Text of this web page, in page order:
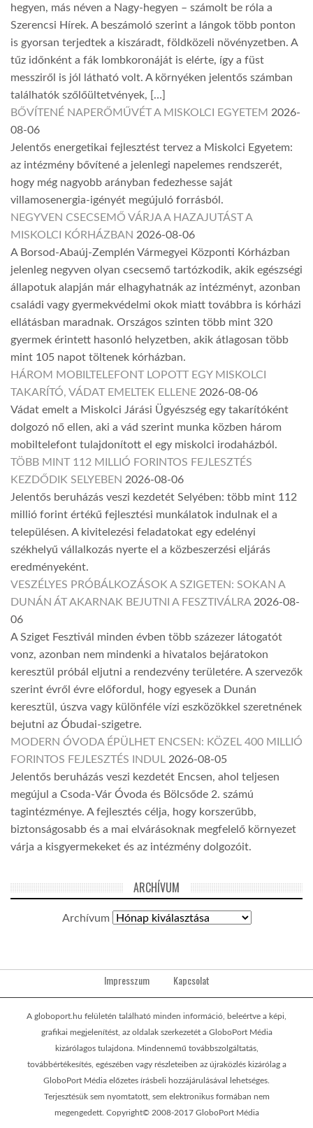
hegyen, más néven a Nagy-hegyen – számolt be róla a
Szerencsi Hírek. A beszámoló szerint a lángok több ponton
is gyorsan terjedtek a kiszáradt, földközeli növényzetben. A
tűz időnként a fák lombkoronáját is elérte, így a füst
messziről is jól látható volt. A környéken jelentős számban
találhatók szőlőültetvények, […]
BŐVÍTENÉ NAPERŐMŰVÉT A MISKOLCI EGYETEM 2026-
08-06
Jelentős energetikai fejlesztést tervez a Miskolci Egyetem:
az intézmény bővítené a jelenlegi napelemes rendszerét,
hogy még nagyobb arányban fedezhesse saját
villamosenergia-igényét megújuló forrásból.
NEGYVEN CSECSEMŐ VÁRJA A HAZAJUTÁST A
MISKOLCI KÓRHÁZBAN 2026-08-06
A Borsod-Abaúj-Zemplén Vármegyei Központi Kórházban
jelenleg negyven olyan csecsemő tartózkodik, akik egészségi
állapotuk alapján már elhagyhatnák az intézményt, azonban
családi vagy gyermekvédelmi okok miatt továbbra is kórházi
ellátásban maradnak. Országos szinten több mint 320
gyermek érintett hasonló helyzetben, akik átlagosan több
mint 105 napot töltenek kórházban.
HÁROM MOBILTELEFONT LOPOTT EGY MISKOLCI
TAKARÍTÓ, VÁDAT EMELTEK ELLENE 2026-08-06
Vádat emelt a Miskolci Járási Ügyészség egy takarítóként
dolgozó nő ellen, aki a vád szerint munka közben három
mobiltelefont tulajdonított el egy miskolci irodaházból.
TÖBB MINT 112 MILLIÓ FORINTOS FEJLESZTÉS
KEZDŐDIK SELYEBEN 2026-08-06
Jelentős beruházás veszi kezdetét Selyében: több mint 112
millió forint értékű fejlesztési munkálatok indulnak el a
településen. A kivitelezési feladatokat egy edelényi
székhelyű vállalkozás nyerte el a közbeszerzési eljárás
eredményeként.
VESZÉLYES PRÓBÁLKOZÁSOK A SZIGETEN: SOKAN A
DUNÁN ÁT AKARNAK BEJUTNI A FESZTIVÁLRA 2026-08-
06
A Sziget Fesztivál minden évben több százezer látogatót
vonz, azonban nem mindenki a hivatalos bejáratokon
keresztül próbál eljutni a rendezvény területére. A szervezők
szerint évről évre előfordul, hogy egyesek a Dunán
keresztül, úszva vagy különféle vízi eszközökkel szeretnének
bejutni az Óbudai-szigetre.
MODERN ÓVODA ÉPÜLHET ENCSEN: KÖZEL 400 MILLIÓ
FORINTOS FEJLESZTÉS INDUL 2026-08-05
Jelentős beruházás veszi kezdetét Encsen, ahol teljesen
megújul a Csoda-Vár Óvoda és Bölcsőde 2. számú
tagintézménye. A fejlesztés célja, hogy korszerűbb,
biztonságosabb és a mai elvárásoknak megfelelő környezet
várja a kisgyermekeket és az intézmény dolgozóit.
ARCHÍVUM
Archívum
Impresszum Kapcsolat
A globoport.hu felületén található minden információ, beleértve a képi,
grafikai megjelenítést, az oldalak szerkezetét a GloboPort Média
kizárólagos tulajdona. Mindennemű továbbszolgáltatás,
továbbértékesítés, egészében vagy részleteiben az újraközlés kizárólag a
GloboPort Média előzetes írásbeli hozzájárulásával lehetséges.
Terjesztésük sem nyomtatott, sem elektronikus formában nem
megengedett. Copyright© 2008-2017 GloboPort Média